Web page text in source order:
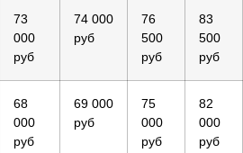
73
000
руб
74 000
руб
76
500
руб
83
500
руб
68
000
руб
69 000
руб
75
000
руб
82
000
руб